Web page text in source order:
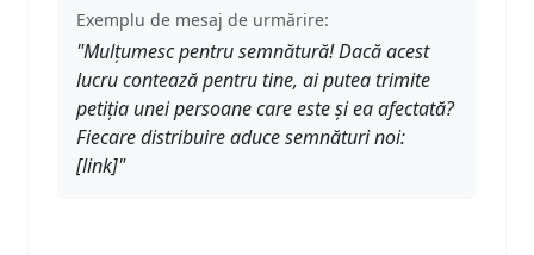
Exemplu de mesaj de urmărire:
"Mulțumesc pentru semnătură! Dacă acest
lucru contează pentru tine, ai putea trimite
petiția unei persoane care este și ea afectată?
Fiecare distribuire aduce semnături noi:
[link]"